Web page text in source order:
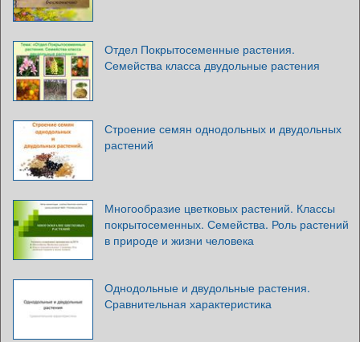
Отдел Покрытосеменные растения.
Семейства класса двудольные растения
Строение семян однодольных и двудольных
растений
Многообразие цветковых растений. Классы
покрытосеменных. Семейства. Роль растений
в природе и жизни человека
Однодольные и двудольные растения.
Сравнительная характеристика